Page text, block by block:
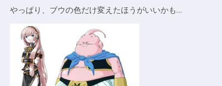
やっぱり、ブウの色だけ変えたほうがいいかも…